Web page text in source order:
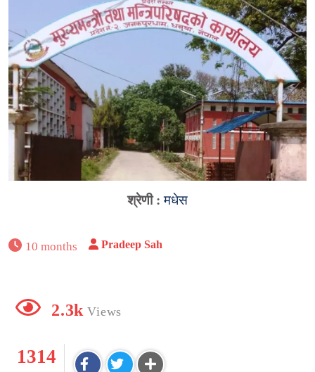
श्रेणी :मधेस
10 months Pradeep Sah
2.3k Views
1314